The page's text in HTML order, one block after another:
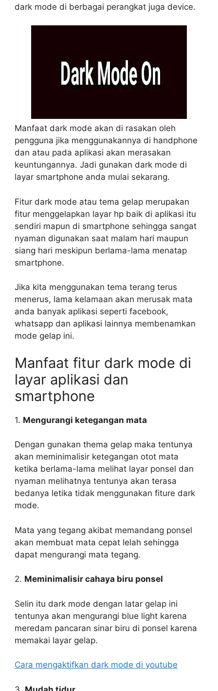
dark mode di berbagai perangkat juga device.
Manfaat dark mode akan di rasakan oleh
pengguna jika menggunakannya di handphone
dan atau pada aplikasi akan merasakan
keuntungannya. Jadi gunakan dark mode di
layar smartphone anda mulai sekarang.
Fitur dark mode atau tema gelap merupakan
fitur menggelapkan layar hp baik di aplikasi itu
sendiri mapun di smartphone sehingga sangat
nyaman digunakan saat malam hari maupun
siang hari meskipun berlama-lama menatap
smartphone.
Jika kita menggunakan tema terang terus
menerus, lama kelamaan akan merusak mata
anda banyak aplikasi seperti facebook,
whatsapp dan aplikasi lainnya membenamkan
mode gelap ini.
Manfaat fitur dark mode di
layar aplikasi dan
smartphone
1. Mengurangi ketegangan mata
Dengan gunakan thema gelap maka tentunya
akan meminimalisir ketegangan otot mata
ketika berlama-lama melihat layar ponsel dan
nyaman melihatnya tentunya akan terasa
bedanya letika tidak menggunakan fiture dark
mode.
Mata yang tegang akibat memandang ponsel
akan membuat mata cepat lelah sehingga
dapat mengurangi mata tegang.
2. Meminimalisir cahaya biru ponsel
Selin itu dark mode dengan latar gelap ini
tentunya akan mengurangi blue light karena
meredam pancaran sinar biru di ponsel karena
memakai layar gelap.
Cara mengaktifkan dark mode di youtube